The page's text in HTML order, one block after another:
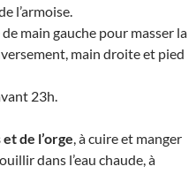
l’armoise.
main gauche pour masser la
main droite et pied
23h.
de l’orge, à cuire et manger
dans l’eau chaude, à